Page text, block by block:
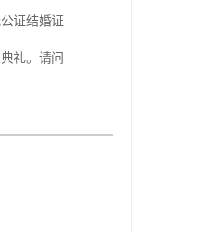
证结婚证
礼。请问